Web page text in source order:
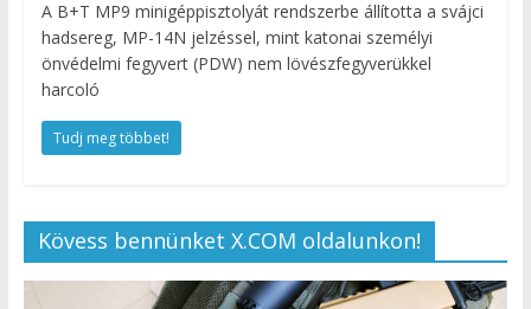
A B+T MP9 minigéppisztolyát rendszerbe állította a svájci
hadsereg, MP-14N jelzéssel, mint katonai személyi
önvédelmi fegyvert (PDW) nem lövészfegyverükkel
harcoló
Tudj meg többet!
Kövess bennünket X.COM oldalunkon!